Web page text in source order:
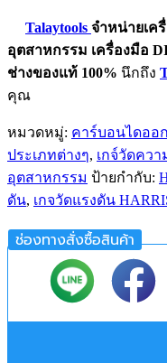
Talaytools จำหน่ายเค
อุตสาหกรรม เครื่องมือ
ช่างของแท้ 100% นึกถึง
คุณ
หมวดหมู่: คาร์บอนไดออ
ประเภทต่างๆ, เกจ์วัดคว
อุตสาหกรรม ป้ายกำกับ:
ดัน, เกจวัดแรงดัน
ช่องทางสั่งซื้อสินค้า